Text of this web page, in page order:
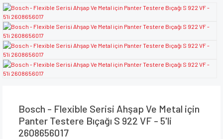
Bosch - Flexible Serisi Ahşap Ve Metal için
Panter Testere Bıçağı S 922 VF - 5'li
2608656017